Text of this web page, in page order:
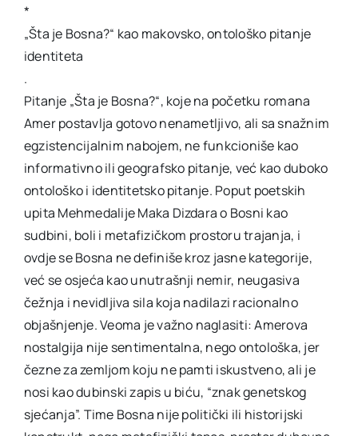
*
„Šta je Bosna?“ kao makovsko, ontološko pitanje
identiteta
.
Pitanje „Šta je Bosna?“, koje na početku romana
Amer postavlja gotovo nenametljivo, ali sa snažnim
egzistencijalnim nabojem, ne funkcioniše kao
informativno ili geografsko pitanje, već kao duboko
ontološko i identitetsko pitanje. Poput poetskih
upita Mehmedalije Maka Dizdara o Bosni kao
sudbini, boli i metafizičkom prostoru trajanja, i
ovdje se Bosna ne definiše kroz jasne kategorije,
već se osjeća kao unutrašnji nemir, neugasiva
čežnja i nevidljiva sila koja nadilazi racionalno
objašnjenje. Veoma je važno naglasiti: Amerova
nostalgija nije sentimentalna, nego ontološka, jer
čezne za zemljom koju ne pamti iskustveno, ali je
nosi kao dubinski zapis u biću, “znak genetskog
sjećanja”. Time Bosna nije politički ili historijski